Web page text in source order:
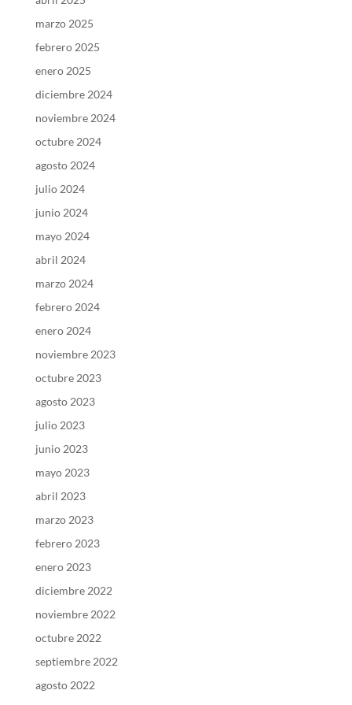
marzo 2025
febrero 2025
enero 2025
diciembre 2024
noviembre 2024
octubre 2024
agosto 2024
julio 2024
junio 2024
mayo 2024
abril 2024
marzo 2024
febrero 2024
enero 2024
noviembre 2023
octubre 2023
agosto 2023
julio 2023
junio 2023
mayo 2023
abril 2023
marzo 2023
febrero 2023
enero 2023
diciembre 2022
noviembre 2022
octubre 2022
septiembre 2022
agosto 2022